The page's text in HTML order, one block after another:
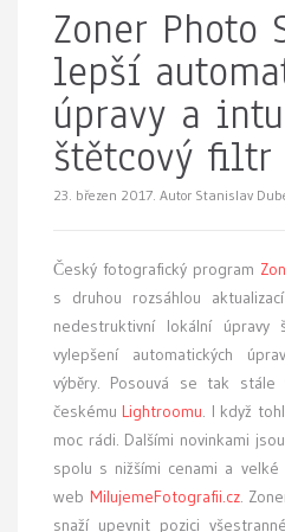
Zoner Photo
lepší
úpravy a
štětcový filtr
23. březen 2017. Autor Stanislav
Český fotografický program
s druhou rozsáhlou
nedestruktivní lokální úpravy
vylepšení automatických
výběry. Posouvá se tak stále
českému Lightroomu. I když
moc rádi. Dalšími novinkami
spolu s nižšími cenami a velké
web MilujemeFotografii.cz.
snaží upevnit pozici